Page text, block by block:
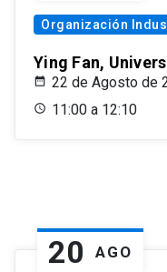
Organización
Ying Fan,
22 de Agosto de
11:00 a 12:10
20 AGO